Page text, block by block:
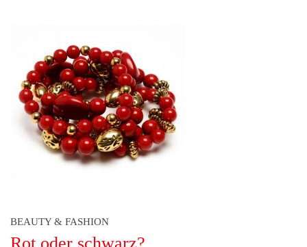
Rot oder schwarz?